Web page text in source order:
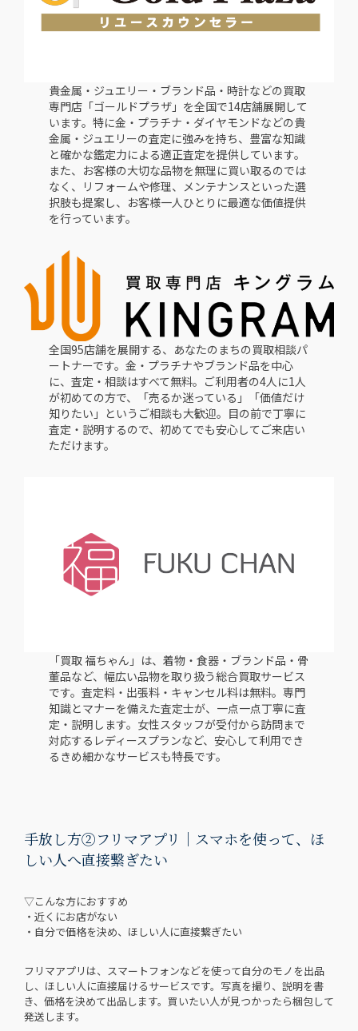
貴金属・ジュエリー・ブランド品・時計などの買取
専門店「ゴールドプラザ」を全国で14店舗展開して
います。特に金・プラチナ・ダイヤモンドなどの貴
金属・ジュエリーの査定に強みを持ち、豊富な知識
と確かな鑑定力による適正査定を提供しています。
また、お客様の大切な品物を無理に買い取るのでは
なく、リフォームや修理、メンテナンスといった選
択肢も提案し、お客様一人ひとりに最適な価値提供
を行っています。
全国95店舗を展開する、あなたのまちの買取相談パ
ートナーです。金・プラチナやブランド品を中心
に、査定・相談はすべて無料。ご利用者の4人に1人
が初めての方で、「売るか迷っている」「価値だけ
知りたい」というご相談も大歓迎。目の前で丁寧に
査定・説明するので、初めてでも安心してご来店い
ただけます。
「買取 福ちゃん」は、着物・食器・ブランド品・骨
董品など、幅広い品物を取り扱う総合買取サービス
です。査定料・出張料・キャンセル料は無料。専門
知識とマナーを備えた査定士が、一点一点丁寧に査
定・説明します。女性スタッフが受付から訪問まで
対応するレディースプランなど、安心して利用でき
るきめ細かなサービスも特長です。
手放し方②フリマアプリ｜スマホを使って、ほ
しい人へ直接繋ぎたい
▽こんな方におすすめ
・近くにお店がない
・自分で価格を決め、ほしい人に直接繋ぎたい
フリマアプリは、スマートフォンなどを使って自分のモノを出品
し、ほしい人に直接届けるサービスです。写真を撮り、説明を書
き、価格を決めて出品します。買いたい人が見つかったら梱包して
発送します。